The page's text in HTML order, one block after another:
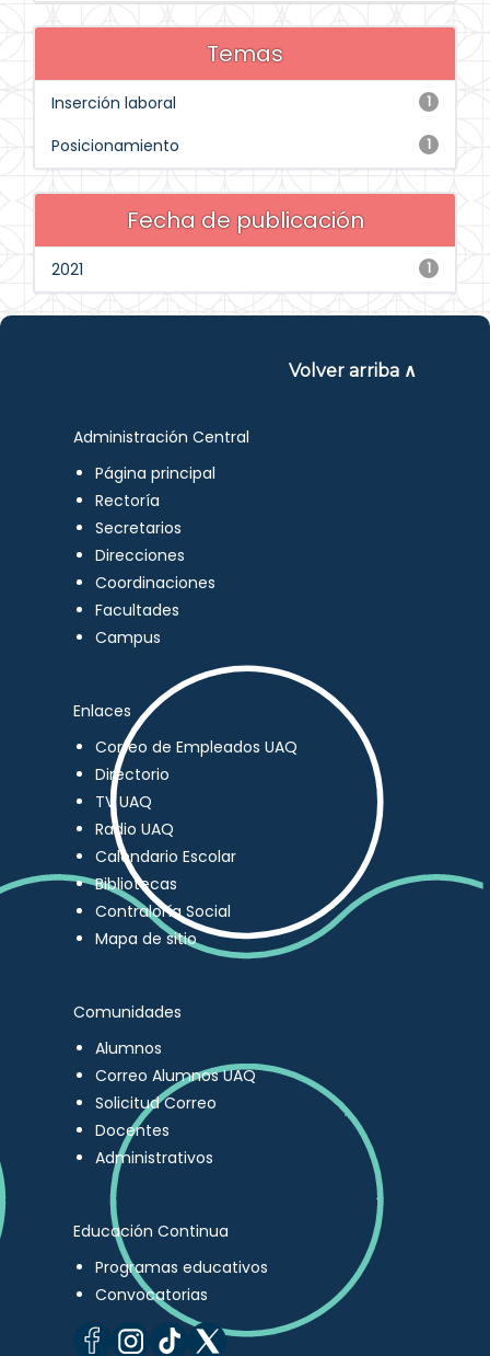
Temas
1
Inserción laboral
1
Posicionamiento
Fecha de publicación
1
2021
Volver arriba ∧
Administración Central
Página principal
Rectoría
Secretarios
Direcciones
Coordinaciones
Facultades
Campus
Enlaces
Correo de Empleados UAQ
Directorio
TV UAQ
Radio UAQ
Calendario Escolar
Bibliotecas
Contraloría Social
Mapa de sitio
Comunidades
Alumnos
Correo Alumnos UAQ
Solicitud Correo
Docentes
Administrativos
Educación Continua
Programas educativos
Convocatorias